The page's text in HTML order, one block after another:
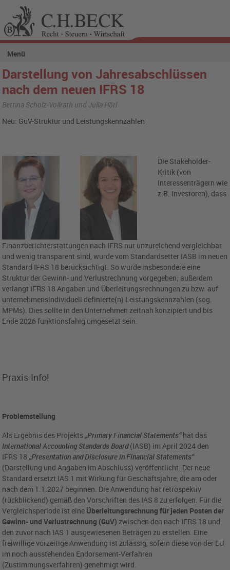
Menü
Darstellung von Jahresabschlüssen
nach dem neuen IFRS 18
Bettina Scholz-Vollrath und Julia Hörl
Neu: GuV-Struktur und Leistungskennzahlen
Die Stakeholder-
Kritik (von
Interessenträgern wie
z.B. Investoren), dass
Finanzberichterstattungen nach IFRS nur unzureichend vergleichbar
und wenig transparent sind, wurde vom Standardsetter IASB im neuen
Standard IFRS 18 berücksichtigt. So wurde insbesondere eine
Struktur der Gewinn- und Verlustrechnung vorgegeben; außerdem
verlangt IFRS 18 Angaben und Überleitungsrechnungen zu bzw. auf
unternehmensindividuell definierte(n) Leistungskennzahlen (sog.
MPMs). Dies sollte in den Unternehmen zeitnah konzipiert und bis
Ende 2026 funktionsfähig umgesetzt sein.
Praxis-Info!
Problemstellung
Als Ergebnis des Projekts„Primary Financial Statements“hat das
International Accounting Standards Board(IASB) im April 2024 den
IFRS 18„Presentation and Disclosure in Financial Statements“
(Darstellung und Angaben im Abschluss) veröffentlicht. Der neue
Standard ersetzt IAS 1 mit Wirkung für Geschäftsjahre, die am oder
nach dem 1.1.2027 beginnen. Die Anwendung hat retrospektiv
(rückblickend) gemäß den Vorschriften des IAS 8 zu erfolgen. Für die
Vergleichsperiode ist eine Überleitungsrechnung für jeden Posten der
Gewinn- und Verlustrechnung (GuV) zwischen den nach IFRS 18 und
den zuvor nach IAS 1 ausgewiesenen Beträgen zu erstellen. Eine
freiwillige vorzeitige Anwendung ist zulässig, sofern diese von der EU
im noch ausstehenden Endorsement-Verfahren
(Zustimmungsverfahren) genehmigt wird.